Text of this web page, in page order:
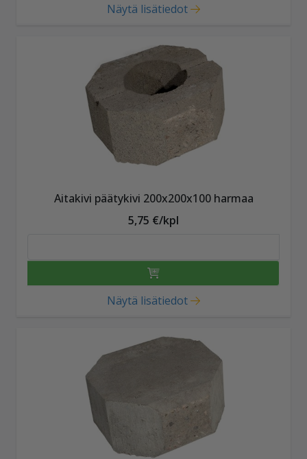
Näytä lisätiedot
Aitakivi päätykivi 200x200x100 harmaa
5,75 €/kpl
Näytä lisätiedot